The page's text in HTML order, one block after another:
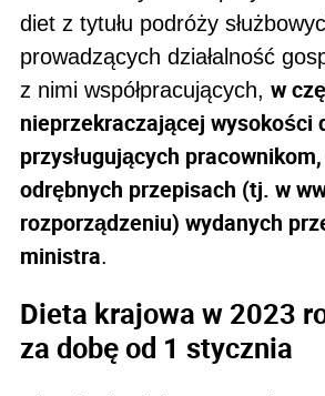
diet z tytułu podróży
prowadzących działalność
z nimi współpracujących, w
nieprzekraczającej wysokości
przysługujących pracownikom,
odrębnych przepisach (tj. w
rozporządzeniu) wydanych
ministra.
Dieta krajowa w 2023
za dobę od 1 stycznia